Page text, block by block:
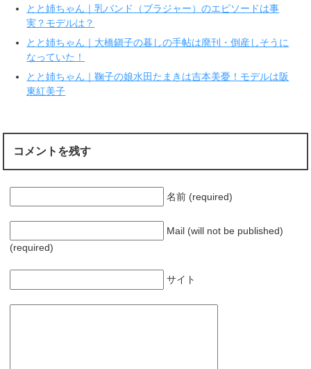
開
き
ま
新
し
い
ィ
ン
ド
で
開
とと姉ちゃん｜乳バンド（ブラジャー）のエピソードは事
実？モデルは？
とと姉ちゃん｜大橋鎭子の暮しの手帖は廃刊・倒産しそうに
なっていた！
とと姉ちゃん｜鞠子の娘水田たまきは吉本美憂！モデルは阪
東紅美子
コメントを残す
名前 (required)
Mail (will not be published)
(required)
サイト